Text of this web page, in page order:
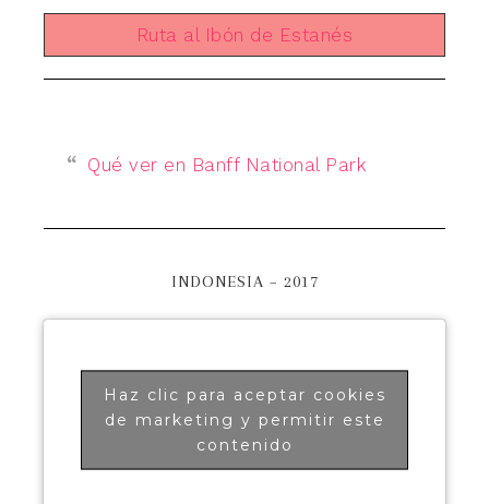
Ruta al Ibón de Estanés
Qué ver en Banff National Park
INDONESIA – 2017
Haz clic para aceptar cookies
de marketing y permitir este
contenido